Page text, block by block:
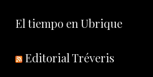
El tiempo en Ubrique
Editorial Tréveris